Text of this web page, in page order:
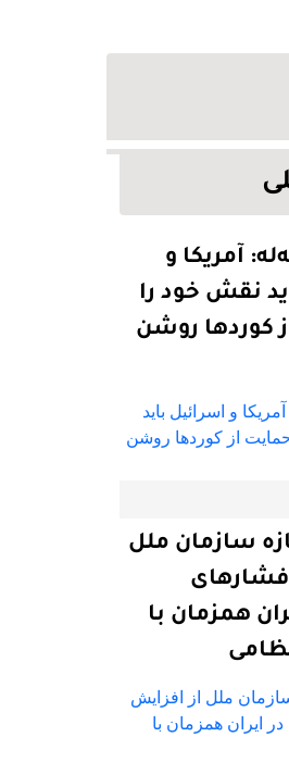
آمریکا و
نقش خود را
کوردها روشن
سازمان ملل
فشارهای
همزمان با